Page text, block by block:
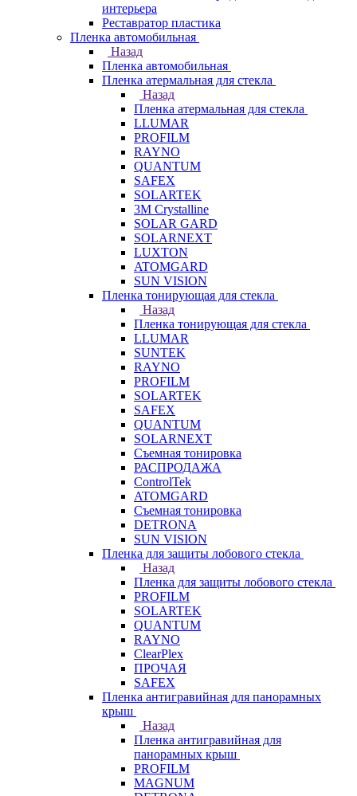
интерьера
Реставратор пластика
Пленка автомобильная
Назад
Пленка автомобильная
Пленка атермальная для стекла
Назад
Пленка атермальная для стекла
LLUMAR
PROFILM
RAYNO
QUANTUM
SAFEX
SOLARTEK
3M Crystalline
SOLAR GARD
SOLARNEXT
LUXTON
ATOMGARD
SUN VISION
Пленка тонирующая для стекла
Назад
Пленка тонирующая для стекла
LLUMAR
SUNTEK
RAYNO
PROFILM
SOLARTEK
SAFEX
QUANTUM
SOLARNEXT
Съемная тонировка
РАСПРОДАЖА
ControlTek
ATOMGARD
Съемная тонировка
DETRONA
SUN VISION
Пленка для защиты лобового стекла
Назад
Пленка для защиты лобового стекла
PROFILM
SOLARTEK
QUANTUM
RAYNO
ClearPlex
ПРОЧАЯ
SAFEX
Пленка антигравийная для панорамных
крыш
Назад
Пленка антигравийная для
панорамных крыш
PROFILM
MAGNUM